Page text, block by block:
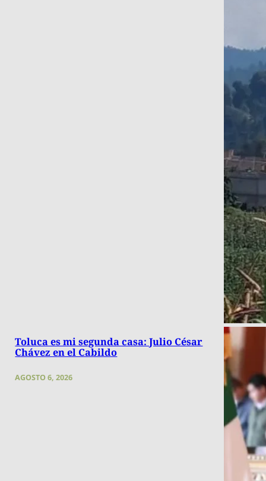
Toluca es mi segunda casa: Julio César
Chávez en el Cabildo
AGOSTO 6, 2026